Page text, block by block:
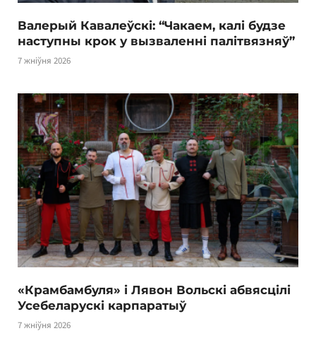
Валерый Кавалеўскі: “Чакаем, калі будзе
наступны крок у вызваленні палітвязняў”
7 жніўня 2026
«Крамбамбуля» і Лявон Вольскі абвясцілі
Усебеларускі карпаратыў
7 жніўня 2026